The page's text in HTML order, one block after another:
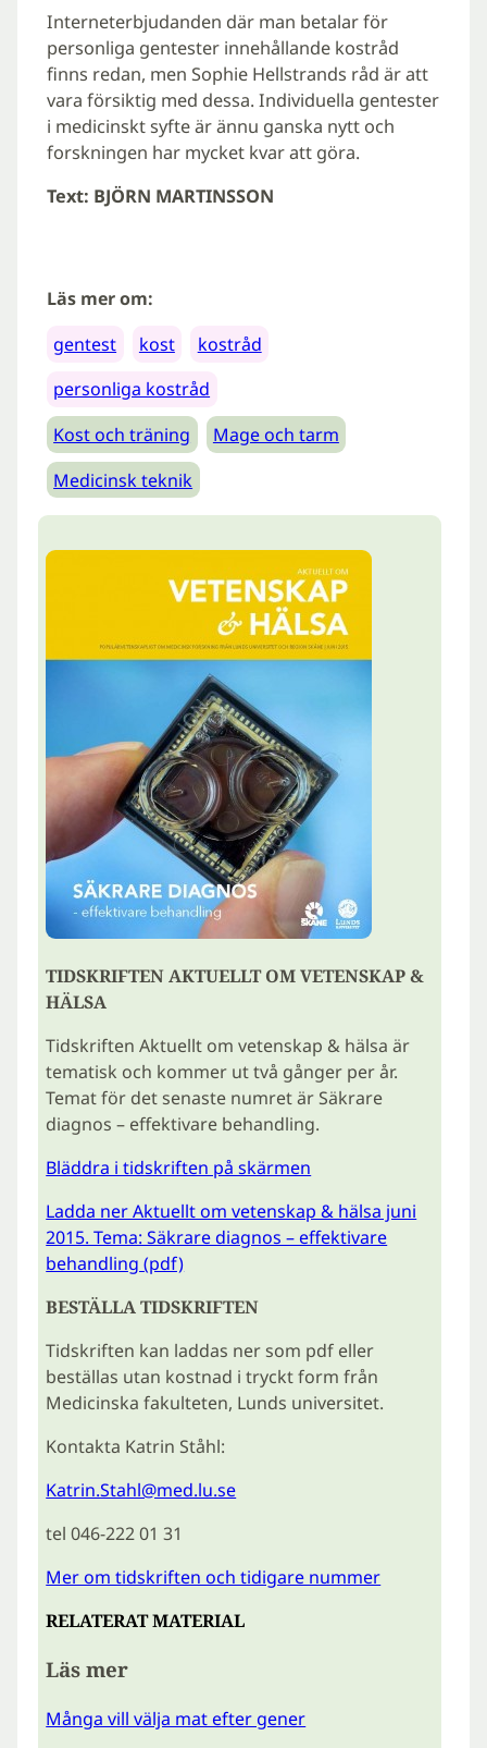
Interneterbjudanden där man betalar för
personliga gentester innehållande kostråd
finns redan, men Sophie Hellstrands råd är att
vara försiktig med dessa. Individuella gentester
i medicinskt syfte är ännu ganska nytt och
forskningen har mycket kvar att göra.
Text: BJÖRN MARTINSSON
Läs mer om:
gentest
kost
kostråd
personliga kostråd
Kost och träning
Mage och tarm
Medicinsk teknik
TIDSKRIFTEN AKTUELLT OM VETENSKAP &
HÄLSA
Tidskriften Aktuellt om vetenskap & hälsa är
tematisk och kommer ut två gånger per år.
Temat för det senaste numret är Säkrare
diagnos – effektivare behandling.
Bläddra i tidskriften på skärmen
Ladda ner Aktuellt om vetenskap & hälsa juni
2015. Tema: Säkrare diagnos – effektivare
behandling (pdf)
BESTÄLLA TIDSKRIFTEN
Tidskriften kan laddas ner som pdf eller
beställas utan kostnad i tryckt form från
Medicinska fakulteten, Lunds universitet.
Kontakta Katrin Ståhl:
Katrin.Stahl@med.lu.se
tel 046-222 01 31
Mer om tidskriften och tidigare nummer
RELATERAT MATERIAL
Läs mer
Många vill välja mat efter gener